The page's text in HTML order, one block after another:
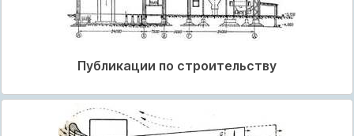
Публикации по строительству